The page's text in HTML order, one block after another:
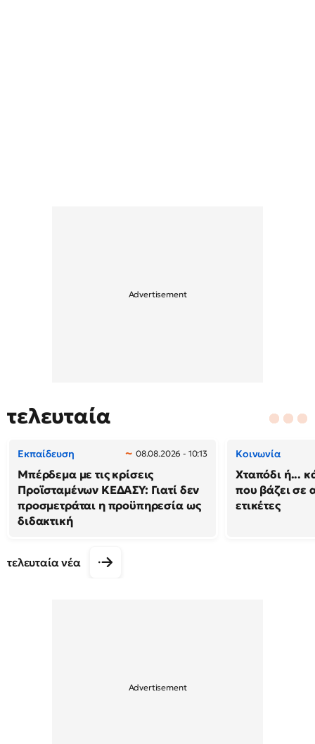
τελευταία
Εκπαίδευση 08.08.2026 - 10:13
Μπέρδεμα με τις κρίσεις
Προϊσταμένων ΚΕΔΑΣΥ: Γιατί δεν
προσμετράται η προϋπηρεσία ως
διδακτική
Κοινωνία
Χταπόδι ή...
που βάζει σε
ετικέτες
τελευταία νέα